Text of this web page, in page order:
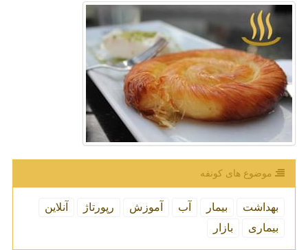
موضوع های كونفه
بهداشت بیمار آب آموزش رپورتاژ
آنلاین
بیماری
بازار